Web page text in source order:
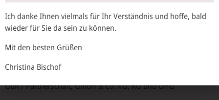
Selbständige Personen
Einzelunternehmer und Freiberufler
GmbH und UG
Personengesellschaften
GbR / Partnerschaft, GmbH & Co. KG, KG und OHG
Ich danke Ihnen vielmals für Ihr Verständnis und hoffe, bald
wieder für Sie da sein zu können.
Mit den besten Grüßen
Christina Bischof